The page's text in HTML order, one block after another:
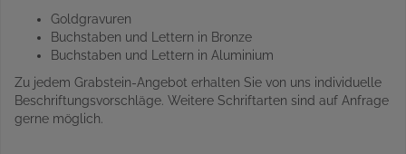
Goldgravuren
Buchstaben und Lettern in Bronze
Buchstaben und Lettern in Aluminium
Zu jedem Grabstein-Angebot erhalten Sie von uns individuelle
Beschriftungsvorschläge. Weitere Schriftarten sind auf Anfrage
gerne möglich.